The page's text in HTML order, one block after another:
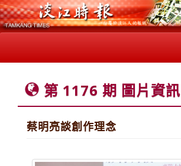
第 1176 期 圖片資訊
蔡明亮談創作理念